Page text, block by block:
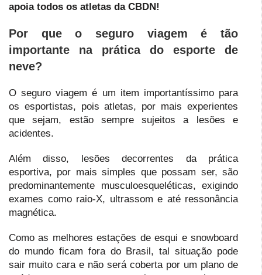
apoia todos os atletas da CBDN!
Por que o seguro viagem é tão
importante na prática do esporte de
neve?
O seguro viagem é um item importantíssimo para
os esportistas, pois atletas, por mais experientes
que sejam, estão sempre sujeitos a lesões e
acidentes.
Além disso, lesões decorrentes da prática
esportiva, por mais simples que possam ser, são
predominantemente musculoesqueléticas, exigindo
exames como raio-X, ultrassom e até ressonância
magnética.
Como as melhores estações de esqui e snowboard
do mundo ficam fora do Brasil, tal situação pode
sair muito cara e não será coberta por um plano de